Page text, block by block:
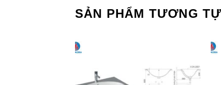
SẢN PHẨM TƯƠNG TỰ
Wishlist